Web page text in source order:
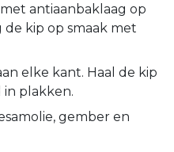
antiaanbaklaag op
kip op smaak met
elke kant. Haal de kip
in plakken.
gember en